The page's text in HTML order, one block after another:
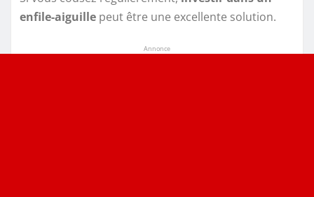
enfile-aiguille peut être une excellente solution.
Annonce